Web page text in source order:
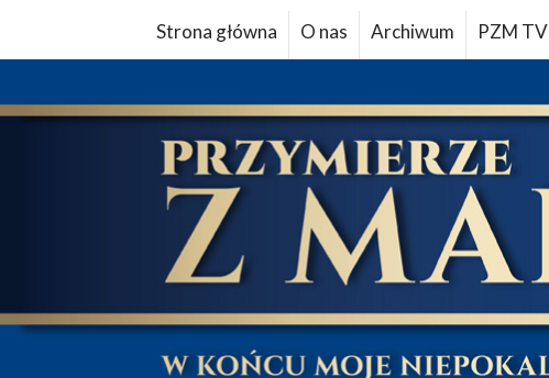
Strona główna O nas Archiwum PZM TV